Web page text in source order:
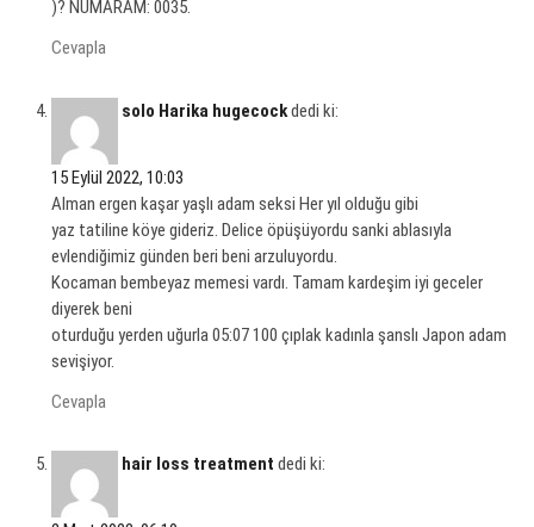
)? NUMARAM: 0035.
Cevapla
solo Harika hugecockdedi ki:
15 Eylül 2022, 10:03
Alman ergen kaşar yaşlı adam seksi Her yıl olduğu gibi
yaz tatiline köye gideriz. Delice öpüşüyordu sanki ablasıyla
evlendiğimiz günden beri beni arzuluyordu.
Kocaman bembeyaz memesi vardı. Tamam kardeşim iyi geceler
diyerek beni
oturduğu yerden uğurla 05:07 100 çıplak kadınla şanslı Japon adam
sevişiyor.
Cevapla
hair loss treatment dedi ki: